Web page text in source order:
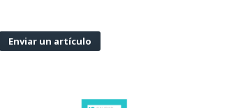
Enviar un artículo